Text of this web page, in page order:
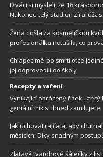
Diváci si mysleli, že 16
Nakonec celý stadion zíral
Žena došla za kosmetičkou
profesionálka netušila, co
Chlapec měl po smrti otce
jej doprovodili do školy
Recepty a vaření
Vynikající obrácený řízek, který
geniální trik si ihned zamilujete
Jak uchovat rajčata, aby
měsících: Díky snadným
Zlatavé tvarohové šátečky z